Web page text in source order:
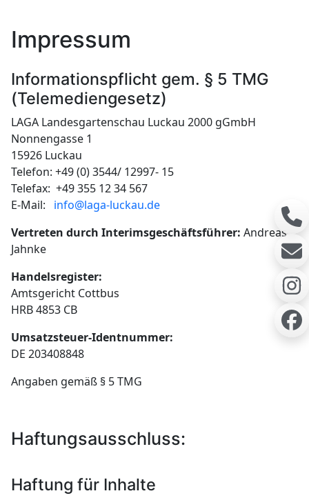
Impressum
Informationspflicht gem. § 5 TMG
(Telemediengesetz)
LAGA Landesgartenschau Luckau 2000 gGmbH
Nonnengasse 1
15926 Luckau
Telefon: +49 (0) 3544/ 12997- 15
Telefax: +49 355 12 34 567
E-Mail: info@laga-luckau.de
Vertreten durch Interimsgeschäftsführer:Andreas
Jahnke
Handelsregister:
Amtsgericht Cottbus
HRB 4853 CB
Umsatzsteuer-Identnummer:
DE 203408848
Angaben gemäß § 5 TMG
Haftungsausschluss:
Haftung für Inhalte